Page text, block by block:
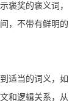
褒奖的褒义词，
，不带有鲜明的
适当的词义，如
和逻辑关系，从